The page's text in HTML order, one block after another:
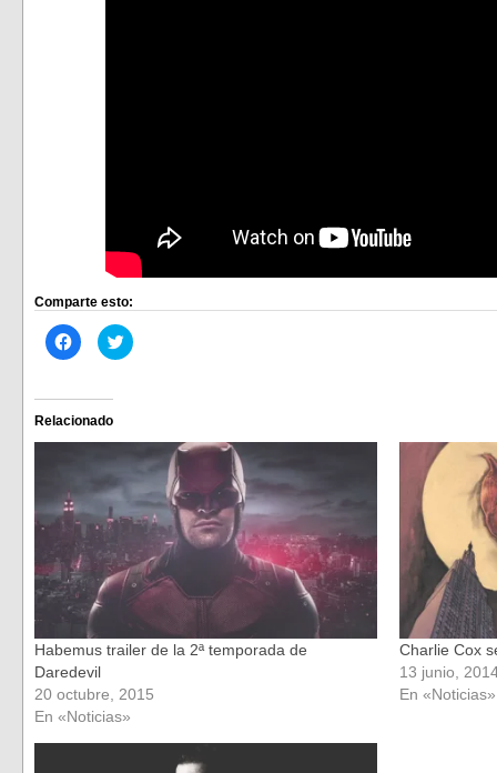
Comparte esto:
Haz
clic
Facebook
(Se
abre
en
nueva)
Haz
clic
en
una
ventana
nueva)
Relacionado
Habemus trailer de la 2ª temporada de
Daredevil
20 octubre, 2015
En «Noticias»
Charlie Cox
13 junio,
En «Noticias»